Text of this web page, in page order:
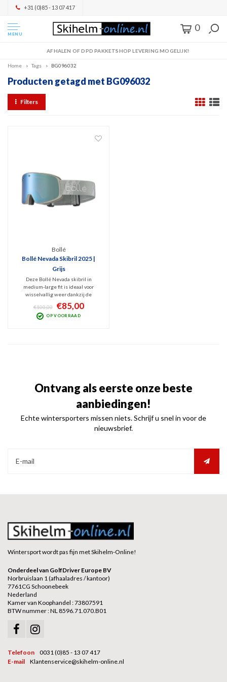
+31 (0)85 - 13 07 417
MENU
0
AFHALEN OF DPD PAKKETSHOP LEVERING MOGELIJK!
Home Tags BG096032
Producten getagd met BG096032
Filters
Bollé
Bollé Nevada Skibril 2025 |
Grijs
Deze Bollé Nevada skibril in
medium-large fit is ideaal voor
wisselvallig weer dankzij de
contrastrijke Azure lens (Categorie
2). Met een geventileerd frame en
100% UV- en infraroodfiltering is
€100,00 €85,00
OP VOORRAAD
Ontvang als eerste onze beste
aanbiedingen!
Echte wintersporters missen niets. Schrijf u snel in voor de
nieuwsbrief.
Wintersport wordt pas fijn met Skihelm-Online!
Onderdeel van GolfDriver Europe BV
Norbruislaan 1 (afhaaladres / kantoor)
7761CG Schoonebeek
Nederland
Kamer van Koophandel : 73807591
BTW nummer : NL 8596.71.070.B01
Telefoon
0031 (0)85 - 13 07 417
E-mail
Klantenservice@skihelm-online.nl